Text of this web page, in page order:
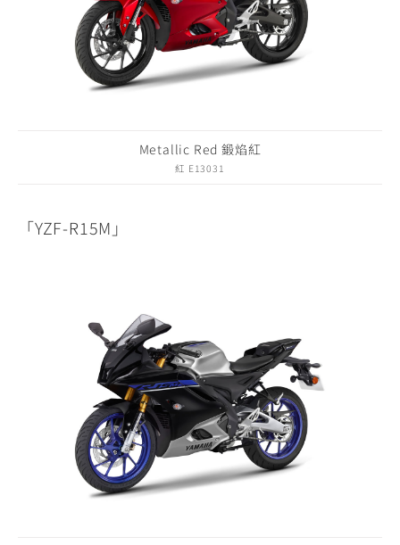
Metallic Red 鍛焰紅
紅 E13031
「YZF-R15M」